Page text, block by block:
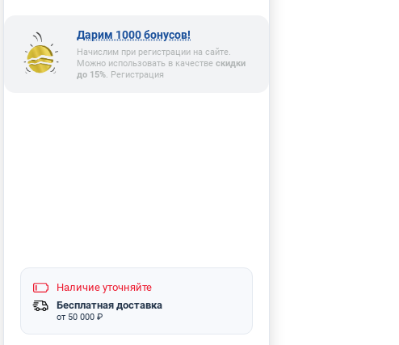
Дарим 1000 бонусов!
Начислим при регистрации на сайте.
Можно использовать в качестве скидки
до 15%. Регистрация
Наличие уточняйте
Бесплатная доставка
от 50 000 ₽